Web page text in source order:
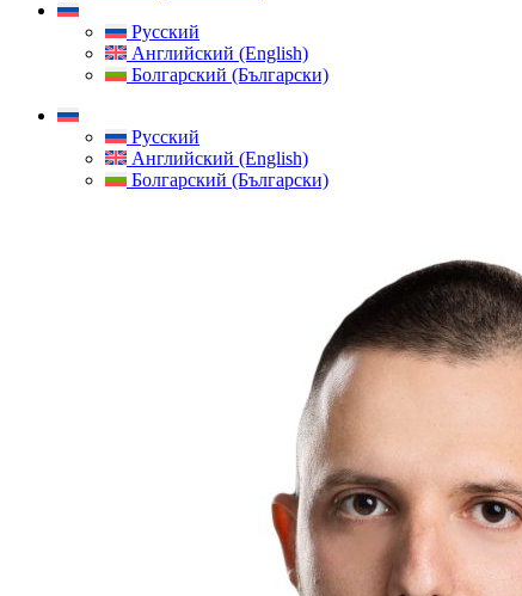
Русский
Английский (English)
Болгарский (Български)
Русский
Английский (English)
Болгарский (Български)